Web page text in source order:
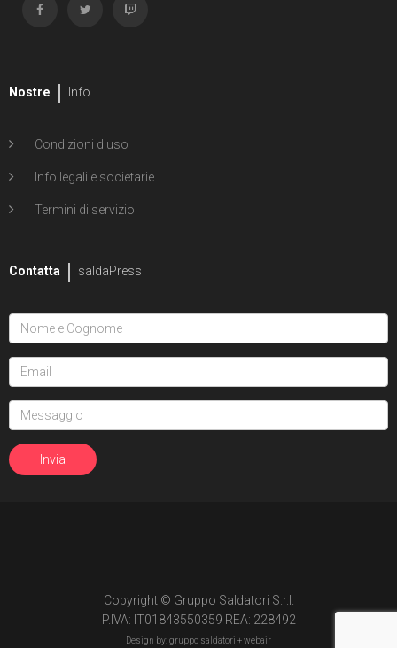
Nostre Info
Condizioni d'uso
Info legali e societarie
Termini di servizio
Contatta saldaPress
Copyright © Gruppo Saldatori S.r.l.
P.IVA: IT01843550359 REA: 228492
Design by: gruppo saldatori +webair